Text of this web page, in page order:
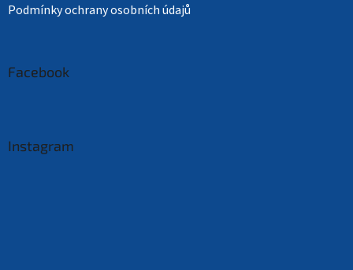
Podmínky ochrany osobních údajů
Facebook
Instagram